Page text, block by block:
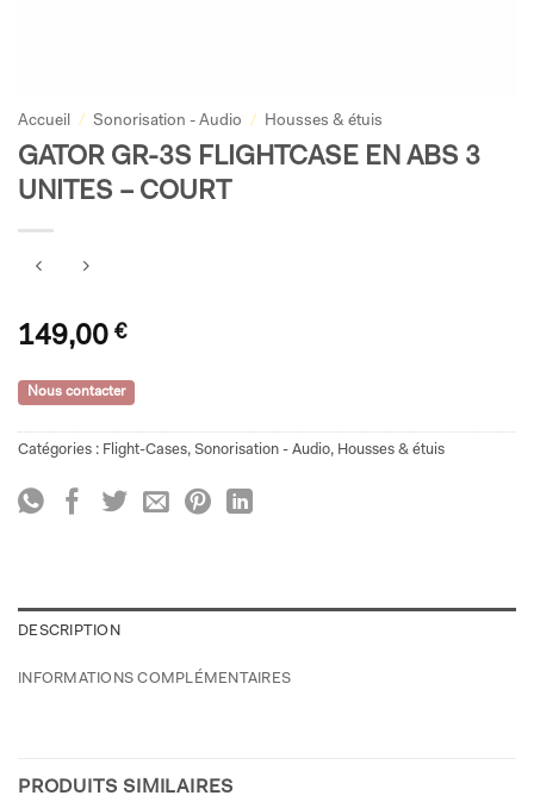
Accueil / Sonorisation - Audio / Housses & étuis
GATOR GR-3S FLIGHTCASE EN ABS 3
UNITES – COURT
149,00 €
Nous contacter
Catégories : Flight-Cases, Sonorisation - Audio, Housses & étuis
DESCRIPTION
INFORMATIONS COMPLÉMENTAIRES
PRODUITS SIMILAIRES